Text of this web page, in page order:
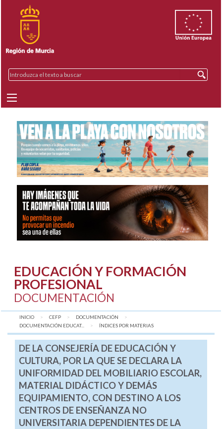
EDUCACIÓN Y FORMACIÓN
PROFESIONAL
DOCUMENTACIÓN
INICIO CEFP
DOCUMENTACIÓN
DOCUMENTACIÓN EDUCAT...
AQUÍ:
ÍNDICES POR MATERIAS
DE LA CONSEJERÍA DE EDUCACIÓN Y
CULTURA, POR LA QUE SE DECLARA LA
UNIFORMIDAD DEL MOBILIARIO ESCOLAR,
MATERIAL DIDÁCTICO Y DEMÁS
EQUIPAMIENTO, CON DESTINO A LOS
CENTROS DE ENSEÑANZA NO
UNIVERSITARIA DEPENDIENTES DE LA